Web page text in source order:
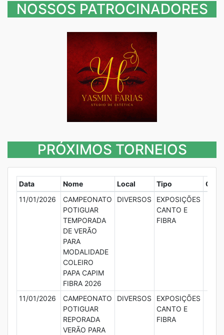
NOSSOS PATROCINADORES
PRÓXIMOS TORNEIOS
Data Nome Local Tipo
11/01/2026
CAMPEONATO
POTIGUAR
TEMPORADA
DE VERÃO
PARA
MODALIDADE
COLEIRO
PAPA CAPIM
FIBRA 2026
DIVERSOS
EXPOSIÇÕES
CANTO E
FIBRA
11/01/2026
CAMPEONATO
POTIGUAR
REPORADA
VERÃO PARA
DIVERSOS
EXPOSIÇÕES
CANTO E
FIBRA